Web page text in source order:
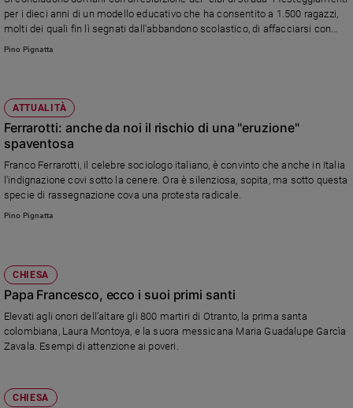
Cultura
e
Cinema,
e
Libri
Musica
Arte
ed
educazione
Genitori
e
figli
Scuola
per i dieci anni di un modello educativo che ha consentito a 1.500 ragazzi,
molti dei quali fin lì segnati dall'abbandono scolastico, di affacciarsi con
successo alla vita e al lavoro. Nelle botteghe che si affacciano sulla corte
Pino Pignatta
ATTUALITÀ
Ferrarotti: anche da noi il rischio di una "eruzione"
spaventosa
Franco Ferrarotti, il celebre sociologo italiano, è convinto che anche in Italia
l'indignazione covi sotto la cenere. Ora è silenziosa, sopita, ma sotto questa
specie di rassegnazione cova una protesta radicale.
Pino Pignatta
CHIESA
Papa Francesco, ecco i suoi primi santi
Elevati agli onori dell’altare gli 800 martiri di Otranto, la prima santa
colombiana, Laura Montoya, e la suora messicana Maria Guadalupe Garcìa
Zavala. Esempi di attenzione ai poveri.
CHIESA